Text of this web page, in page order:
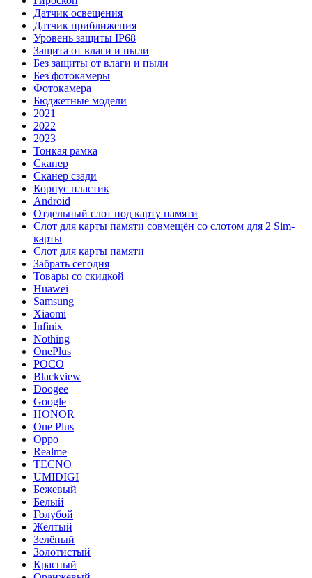
Датчик освещения
Датчик приближения
Уровень защиты IP68
Защита от влаги и пыли
Без защиты от влаги и пыли
Без фотокамеры
Фотокамера
Бюджетные модели
2021
2022
2023
Тонкая рамка
Сканер
Сканер сзади
Корпус пластик
Android
Отдельный слот под карту памяти
Слот для карты памяти совмещён со слотом для 2 Sim-
карты
Слот для карты памяти
Забрать сегодня
Товары со скидкой
Huawei
Samsung
Xiaomi
Infinix
Nothing
OnePlus
POCO
Blackview
Doogee
Google
HONOR
One Plus
Oppo
Realme
TECNO
UMIDIGI
Бежевый
Белый
Голубой
Жёлтый
Зелёный
Золотистый
Красный